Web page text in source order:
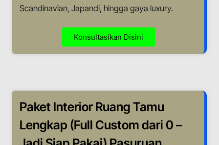
Scandinavian, Japandi, hingga gaya luxury.
Konsultasikan Disini
Paket Interior Ruang Tamu
Lengkap (Full Custom dari 0 –